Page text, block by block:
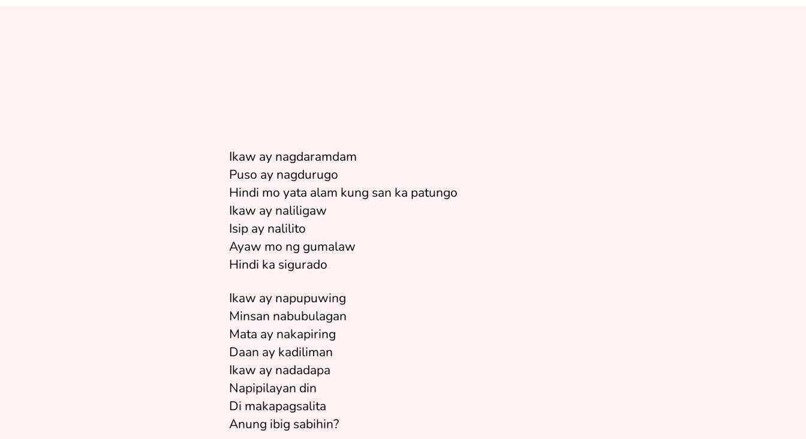
Ikaw ay nagdaramdam
Puso ay nagdurugo
Hindi mo yata alam kung san ka patungo
Ikaw ay naliligaw
Isip ay nalilito
Ayaw mo ng gumalaw
Hindi ka sigurado
Ikaw ay napupuwing
Minsan nabubulagan
Mata ay nakapiring
Daan ay kadiliman
Ikaw ay nadadapa
Napipilayan din
Di makapagsalita
Anung ibig sabihin?